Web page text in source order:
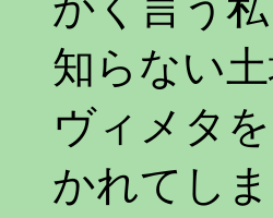
知らない
ヴィメタ
かれてしま